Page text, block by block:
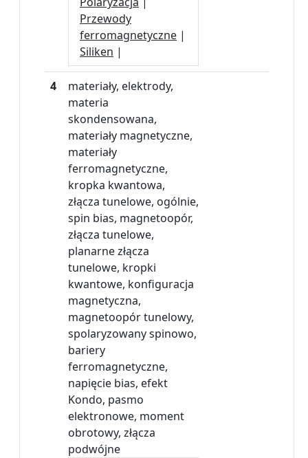
Przewody
ferromagnetyczne |
Siliken |
4
materiały, elektrody,
materia
skondensowana,
materiały magnetyczne,
materiały
ferromagnetyczne,
kropka kwantowa,
złącza tunelowe, ogólnie,
spin bias, magnetoopór,
złącza tunelowe,
planarne złącza
tunelowe, kropki
kwantowe, konfiguracja
magnetyczna,
magnetoopór tunelowy,
spolaryzowany spinowo,
bariery
ferromagnetyczne,
napięcie bias, efekt
Kondo, pasmo
elektronowe, moment
obrotowy, złącza
podwójne